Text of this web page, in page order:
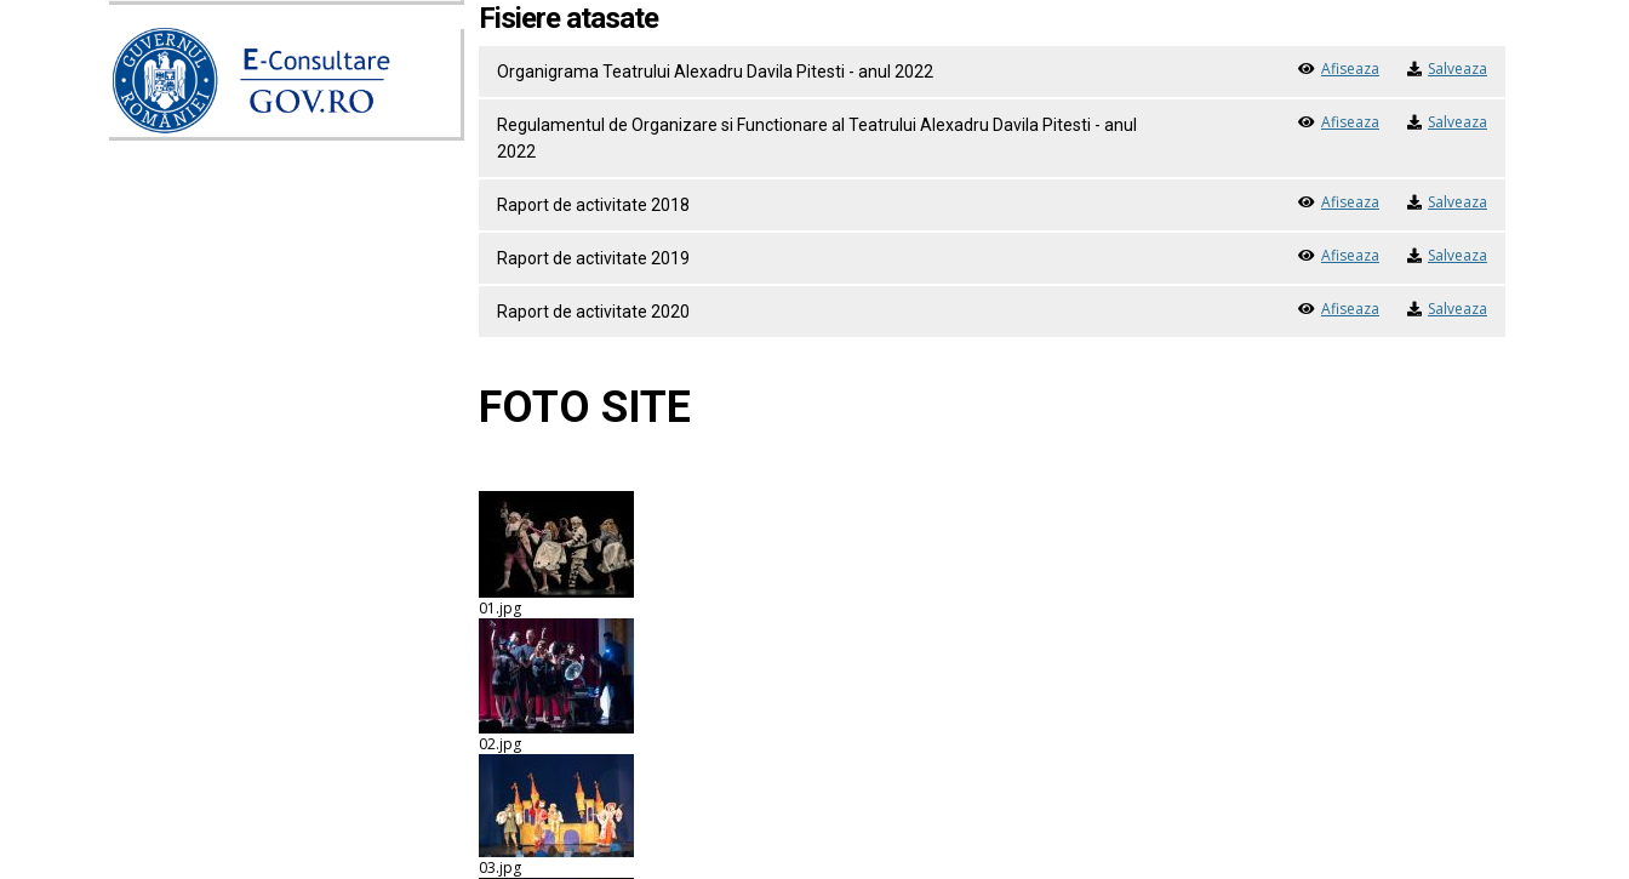
Fisiere atasate
Organigrama Teatrului Alexadru Davila Pitesti - anul 2022 Afiseaza Salveaza
Regulamentul de Organizare si Functionare al Teatrului Alexadru Davila Pitesti - anul
2022
Afiseaza Salveaza
Raport de activitate 2018 Afiseaza Salveaza
Raport de activitate 2019 Afiseaza Salveaza
Raport de activitate 2020 Afiseaza Salveaza
FOTO SITE
01.jpg
02.jpg
03.jpg